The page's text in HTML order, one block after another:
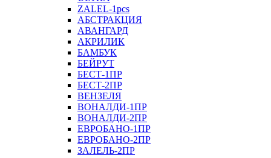
ZALEL-1pcs
АБСТРАКЦИЯ
АВАНГАРД
АКРИЛИК
БАМБУК
БЕЙРУТ
БЕСТ-1ПР
БЕСТ-2ПР
ВЕНЗЕЛЯ
ВОНАЛДИ-1ПР
ВОНАЛДИ-2ПР
ЕВРОБАНО-1ПР
ЕВРОБАНО-2ПР
ЗАЛЕЛЬ-2ПР